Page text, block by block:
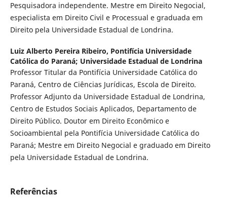
Pesquisadora independente. Mestre em Direito Negocial,
especialista em Direito Civil e Processual e graduada em
Direito pela Universidade Estadual de Londrina.
Luiz Alberto Pereira Ribeiro, Pontifícia Universidade
Católica do Paraná; Universidade Estadual de Londrina
Professor Titular da Pontifícia Universidade Católica do
Paraná, Centro de Ciências Jurídicas, Escola de Direito.
Professor Adjunto da Universidade Estadual de Londrina,
Centro de Estudos Sociais Aplicados, Departamento de
Direito Público. Doutor em Direito Econômico e
Socioambiental pela Pontifícia Universidade Católica do
Paraná; Mestre em Direito Negocial e graduado em Direito
pela Universidade Estadual de Londrina.
Referências